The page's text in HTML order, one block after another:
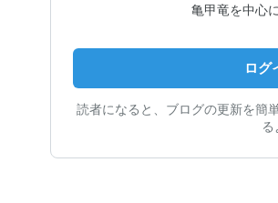
亀甲竜を中心
ログ
読者になると、ブログの更新を簡
る